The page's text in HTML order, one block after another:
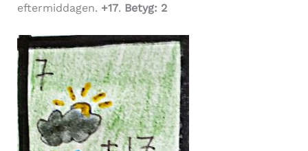
eftermiddagen. +17. Betyg: 2